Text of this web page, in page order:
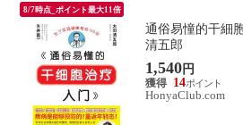
8/7時点_ポイント最大11倍
通俗易憧的干細
清五郎
1,540円
14
HonyaClub.com